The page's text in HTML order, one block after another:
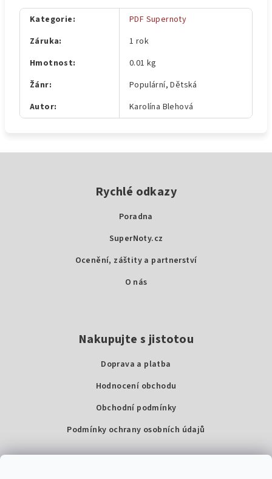
Kategorie:
PDF Supernoty
Záruka:
1 rok
Hmotnost:
0.01 kg
Žánr:
Populární, Dětská
Autor: Karolína Blehová
Rychlé odkazy
Poradna
SuperNoty.cz
Ocenění, záštity a partnerství
O nás
Nakupujte s jistotou
Doprava a platba
Hodnocení obchodu
Obchodní podmínky
Podmínky ochrany osobních údajů